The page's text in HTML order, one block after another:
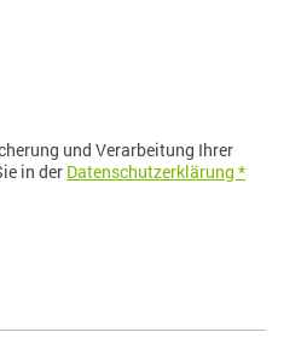
und Verarbeitung Ihrer
in der Datenschutzerklärung *